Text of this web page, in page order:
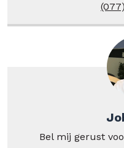
Bel mij gerust